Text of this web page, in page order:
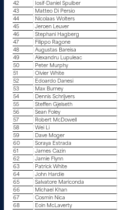
42
Iosif-Daniel Spulber
43
Matteo Di Persio
44
Nicolaas Wolters
45
Jeroen Leuver
46
Stephani Hagberg
47
Filippo Ragone
48
Augustas Bareisa
49
Alexandru Lupuleac
50
Peter Murphy
51
Olvier White
52
Edoardo Danesi
53
Max Burney
54
Dennis Schrijvers
55
Steffen Gjelseth
56
Sean Foley
57
Robert McDowell
58
Wei Li
59
Dave Moger
60
Soraya Estrada
61
James Cazin
62
Jamie Flynn
63
Patrick White
64
John Hardie
65
Salvatore Mariconda
66
Michael Khan
67
Cosmin Nica
68
Eoin McLaverty